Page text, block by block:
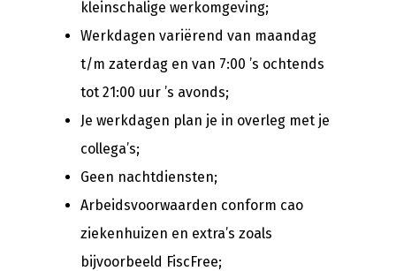
kleinschalige werkomgeving;
Werkdagen variërend van maandag
t/m zaterdag en van 7:00 ’s ochtends
tot 21:00 uur ’s avonds;
Je werkdagen plan je in overleg met je
collega’s;
Geen nachtdiensten;
Arbeidsvoorwaarden conform cao
ziekenhuizen en extra’s zoals
bijvoorbeeld FiscFree;